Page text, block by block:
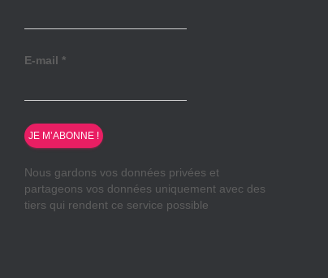
E-mail *
Nous gardons vos données privées et
partageons vos données uniquement avec des
tiers qui rendent ce service possible